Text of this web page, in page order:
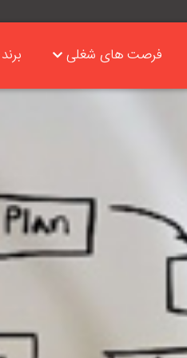
فرصت های شغلی